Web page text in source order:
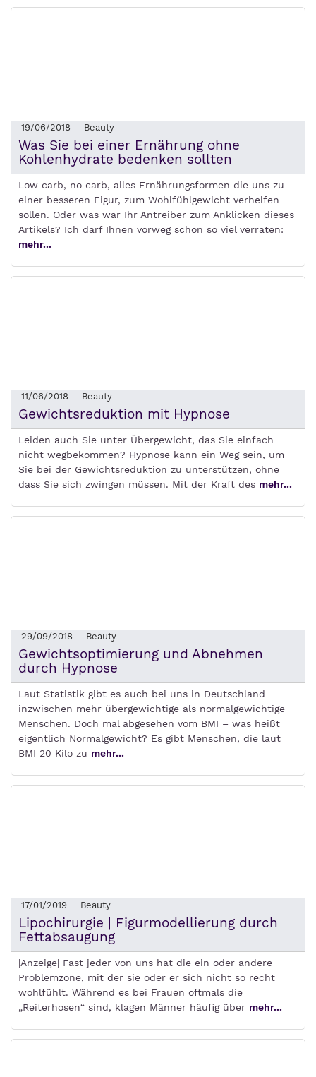
19/06/2018 Beauty
Was Sie bei einer Ernährung ohne
Kohlenhydrate bedenken sollten
Low carb, no carb, alles Ernährungsformen die uns zu
einer besseren Figur, zum Wohlfühlgewicht verhelfen
sollen. Oder was war Ihr Antreiber zum Anklicken dieses
Artikels? Ich darf Ihnen vorweg schon so viel verraten:
mehr...
11/06/2018 Beauty
Gewichtsreduktion mit Hypnose
Leiden auch Sie unter Übergewicht, das Sie einfach
nicht wegbekommen? Hypnose kann ein Weg sein, um
Sie bei der Gewichtsreduktion zu unterstützen, ohne
dass Sie sich zwingen müssen. Mit der Kraft des mehr...
29/09/2018 Beauty
Gewichtsoptimierung und Abnehmen
durch Hypnose
Laut Statistik gibt es auch bei uns in Deutschland
inzwischen mehr übergewichtige als normalgewichtige
Menschen. Doch mal abgesehen vom BMI – was heißt
eigentlich Normalgewicht? Es gibt Menschen, die laut
BMI 20 Kilo zu mehr...
17/01/2019 Beauty
Lipochirurgie | Figurmodellierung durch
Fettabsaugung
|Anzeige| Fast jeder von uns hat die ein oder andere
Problemzone, mit der sie oder er sich nicht so recht
wohlfühlt. Während es bei Frauen oftmals die
„Reiterhosen“ sind, klagen Männer häufig über mehr...